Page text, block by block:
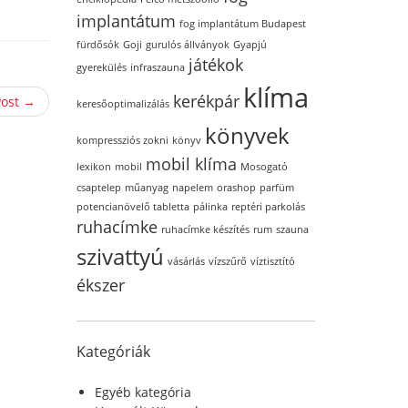
→
implantátum fog implantátum Budapest
fürdősók Goji gurulós állványok Gyapjú
gyerekülés infraszauna játékok
keresőoptimalizálás kerékpár klíma
kompressziós zokni könyv könyvek
lexikon mobil mobil klíma Mosogató
csaptelep műanyag napelem orashop parfüm
potencianövelő tabletta pálinka reptéri parkolás
ruhacímke ruhacímke készítés rum szauna
szivattyú vásárlás vízszűrő víztisztító
ékszer
Kategóriák
Egyéb kategória